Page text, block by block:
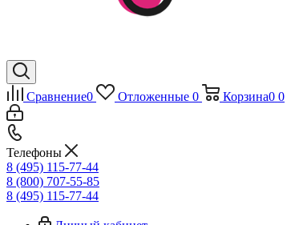
Сравнение0 Отложенные 0 Корзина0 0
Телефоны
8 (495) 115-77-44
8 (800) 707-55-85
8 (495) 115-77-44